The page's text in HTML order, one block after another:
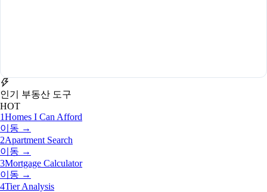
인기 부동산 도구
HOT
1Homes I Can Afford
이동 →
2Apartment Search
이동 →
3Mortgage Calculator
이동 →
4Tier Analysis